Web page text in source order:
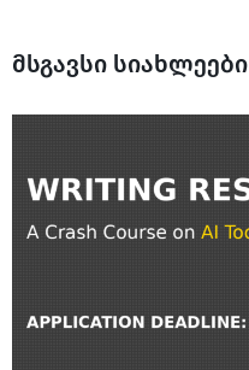
მსგავსი სიახლეები